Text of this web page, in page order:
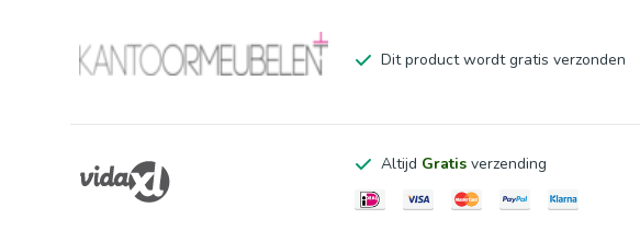
Dit product wordt gratis verzonden
Altijd Gratis verzending